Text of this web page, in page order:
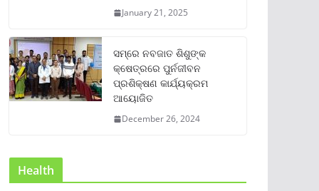
January 21, 2025
ସମ୍‌ରେ ନବଜାତ ଶିଶୁଙ୍କ
କ୍ଷେତ୍ରରେ ପୁର୍ନଜୀବନ
ପ୍ରଶିକ୍ଷଣ କାର୍ଯ୍ୟକ୍ରମ
ଆୟୋଜିତ
December 26, 2024
Health